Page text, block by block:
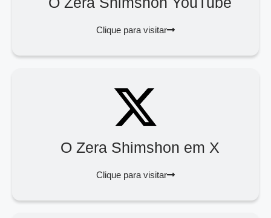
Clique para visitar
O Zera Shimshon em X
Clique para visitar